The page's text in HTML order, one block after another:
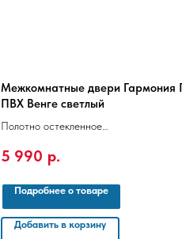
Межкомнатные двери
ПВХ Венге светлый
Полотно остекленное
5 990 р.
Подробнее о товаре
Добавить в корзину